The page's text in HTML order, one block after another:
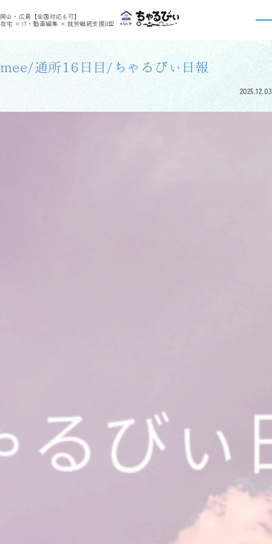
岡山・広島【全国対応も可】
在宅 × IT・動画編集 × 就労継続支援B型
利用者さんの日報 >
利用者さんの日報
mee/通所16日目/ちゃるびぃ日報
2025.12.03